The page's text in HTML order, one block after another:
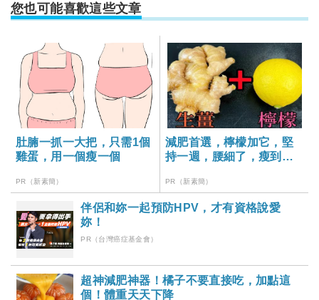
您也可能喜歡這些文章
肚腩一抓一大把，只需1個
雞蛋，用一個瘦一個
PR（新素簡）
減肥首選，檸檬加它，堅
持一週，腰細了，瘦到你
PR（新素簡）
伴侶和妳一起預防HPV，才有資格說愛
妳！
PR（台灣癌症基金會）
超神減肥神器！橘子不要直接吃，加點這
個！體重天天下降